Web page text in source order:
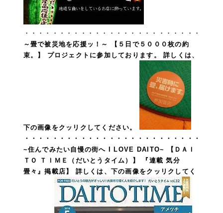
・・・・・・・・・・・・・・・・・・・・・・・・・
～畳で被災地を応援ッ！～
【５日で５０００枚の約
束。】 プロジェクトに参加しております。
詳しくは、
下の画像をクッリクしてください。
・・・・・・・・・・・・・・・・・・・・・・・・・
~住んでみたい自慢の街へ I LOVE DAITO~
【ＤＡＩ
ＴＯ ＴＩＭＥ（だいとうタイム）】
『連載 気分
畳々』掲載店】
詳しくは、下の画像をクッリクしてく